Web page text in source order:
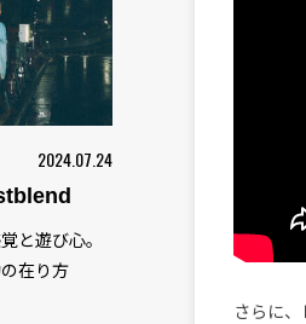
2024.07.24
と遊び心。
在り方
さらに